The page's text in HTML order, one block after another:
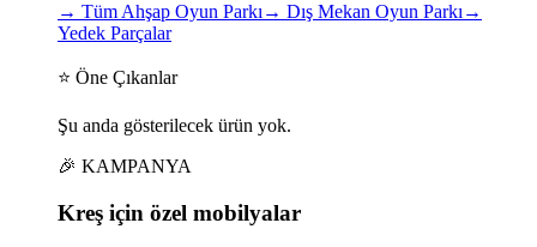
→ Tüm Ahşap Oyun Parkı→ Dış Mekan Oyun Parkı→
Yedek Parçalar
⭐ Öne Çıkanlar
Şu anda gösterilecek ürün yok.
🎉 KAMPANYA
Kreş için özel mobilyalar